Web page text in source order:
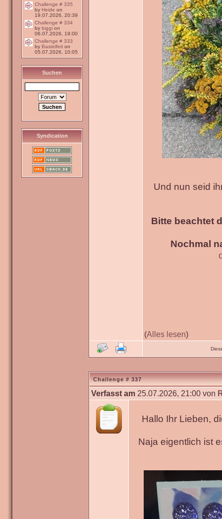
Challenge # 335
by Heide on
19.07.2026, 20:39
Challenge # 334
by biggi on
06.07.2026, 19:00
Challenge # 333
by Bastelfeti on
05.07.2026, 10:05
Suchen
Syndication
Und nun seid
Bitte beachtet
Nochmal
(Alles lesen)
Challenge # 337
Verfasst am 25.07.2026, 21:00 von
Hallo Ihr Lieben,
Naja eigentlich ist